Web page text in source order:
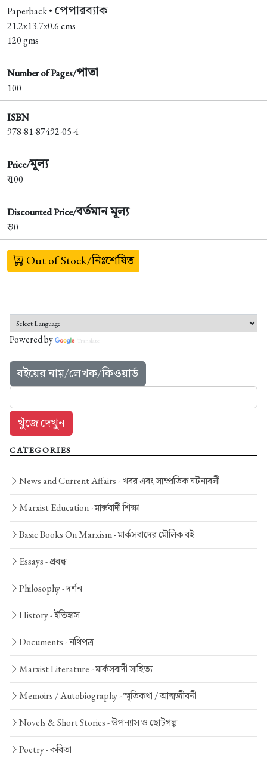
Paperback • পেপারব্যাক
21.2x13.7x0.6 cms
120 gms
Number of Pages/পাতা
100
ISBN
978-81-87492-05-4
Price/মূল্য
₹100
Discounted Price/বর্তমান মূল্য
₹ 90
Out of Stock/নিঃশেষিত
Powered by Translate
বইয়ের নাম়/লেখক/কিওয়ার্ড
CATEGORIES
News and Current Affairs -খবর এবং সাম্প্রতিক ঘটনাবলী
Marxist Education -মার্ক্সবাদী শিক্ষা
Basic Books On Marxism -মার্কসবাদের মৌলিক বই
Essays -প্রবন্ধ
Philosophy -দর্শন
History -ইতিহাস
Documents -নথিপত্র
Marxist Literature -মার্কসবাদী সাহিত্য
Memoirs / Autobiography -স্মৃতিকথা / আত্মজীবনী
Novels & Short Stories -উপন্যাস ও ছোটগল্প
Poetry -কবিতা